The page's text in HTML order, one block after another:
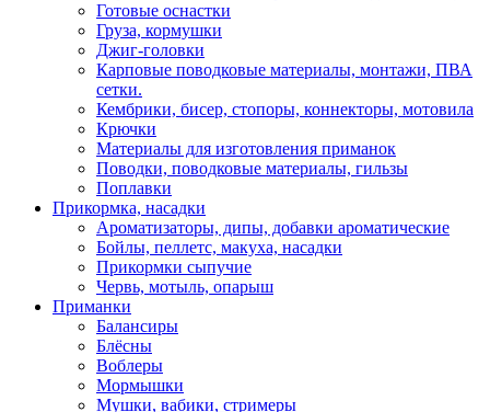
Готовые оснастки
Груза, кормушки
Джиг-головки
Карповые поводковые материалы, монтажи, ПВА
сетки.
Кембрики, бисер, стопоры, коннекторы, мотовила
Крючки
Материалы для изготовления приманок
Поводки, поводковые материалы, гильзы
Поплавки
Прикормка, насадки
Ароматизаторы, дипы, добавки ароматические
Бойлы, пеллетс, макуха, насадки
Прикормки сыпучие
Червь, мотыль, опарыш
Приманки
Балансиры
Блёсны
Воблеры
Мормышки
Мушки, вабики, стримеры